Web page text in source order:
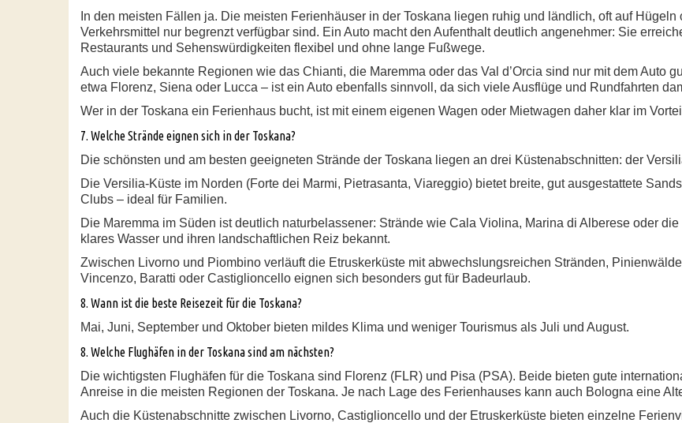
In den meisten Fällen ja. Die meisten Ferienhäuser in der Toskana liegen ruhig und ländlich, oft auf
Verkehrsmittel nur begrenzt verfügbar sind. Ein Auto macht den Aufenthalt deutlich angenehmer: Sie
Restaurants und Sehenswürdigkeiten flexibel und ohne lange Fußwege.
Auch viele bekannte Regionen wie das Chianti, die Maremma oder das Val d’Orcia sind nur mit dem Auto
etwa Florenz, Siena oder Lucca – ist ein Auto ebenfalls sinnvoll, da sich viele Ausflüge und Rundfahrten
Wer in der Toskana ein Ferienhaus bucht, ist mit einem eigenen Wagen oder Mietwagen daher klar im
7. Welche Strände eignen sich in der Toskana?
Die schönsten und am besten geeigneten Strände der Toskana liegen an drei Küstenabschnitten: der
Die Versilia-Küste im Norden (Forte dei Marmi, Pietrasanta, Viareggio) bietet breite, gut ausgestattete
Clubs – ideal für Familien.
Die Maremma im Süden ist deutlich naturbelassener: Strände wie Cala Violina, Marina di Alberese oder
klares Wasser und ihren landschaftlichen Reiz bekannt.
Zwischen Livorno und Piombino verläuft die Etruskerküste mit abwechslungsreichen Stränden,
Vincenzo, Baratti oder Castiglioncello eignen sich besonders gut für Badeurlaub.
8. Wann ist die beste Reisezeit für die Toskana?
Mai, Juni, September und Oktober bieten mildes Klima und weniger Tourismus als Juli und August.
8. Welche Flughäfen in der Toskana sind am nächsten?
Die wichtigsten Flughäfen für die Toskana sind Florenz (FLR) und Pisa (PSA). Beide bieten gute
Anreise in die meisten Regionen der Toskana. Je nach Lage des Ferienhauses kann auch Bologna eine
Auch die Küstenabschnitte zwischen Livorno, Castiglioncello und der Etruskerküste bieten einzelne